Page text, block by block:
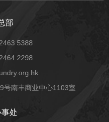
部
5388
2298
号南丰商业中心1103室
事处